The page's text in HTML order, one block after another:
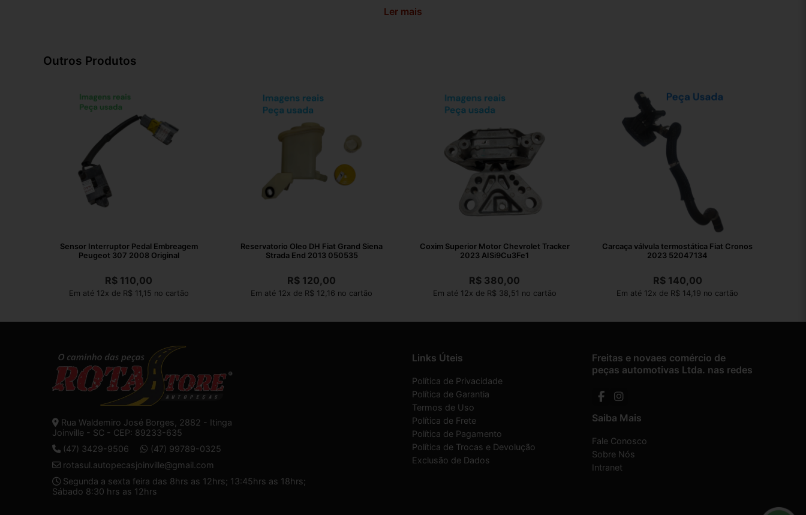
Ler mais
Outros Produtos
Sensor Interruptor Pedal Embreagem
Peugeot 307 2008 Original
R$ 110,00
Em até 12x de R$ 11,15 no cartão
Reservatorio Oleo DH Fiat Grand Siena
Strada End 2013 050535
R$ 120,00
Em até 12x de R$ 12,16 no cartão
Coxim Superior Motor Chevrolet Tracker
2023 AISi9Cu3Fe1
R$ 380,00
Em até 12x de R$ 38,51 no cartão
Carcaça válvula termostática Fiat Cronos
2023 52047134
R$140,00
Em até 12x de R$ 14,19 no cartão
Rua Waldemiro José Borges, 2882 - Itinga
Joinville - SC - CEP: 89233-635
(47) 3429-9506
(47) 99789-0325
rotasul.autopecasjoinville@gmail.com
Segunda a sexta feira das 8hrs as 12hrs; 13:45hrs as 18hrs;
Sábado 8:30 hrs as 12hrs
Links Úteis
Política de Privacidade
Política de Garantia
Termos de Uso
Política de Frete
Política de Pagamento
Política de Trocas e Devolução
Exclusão de Dados
Freitas e novaes comércio de
peças automotivas Ltda. nas redes
Saiba Mais
Fale Conosco
Sobre Nós
Intranet